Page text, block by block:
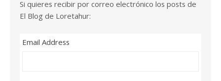
Si quieres recibir por correo electrónico los posts de
El Blog de Loretahur:
Email Address